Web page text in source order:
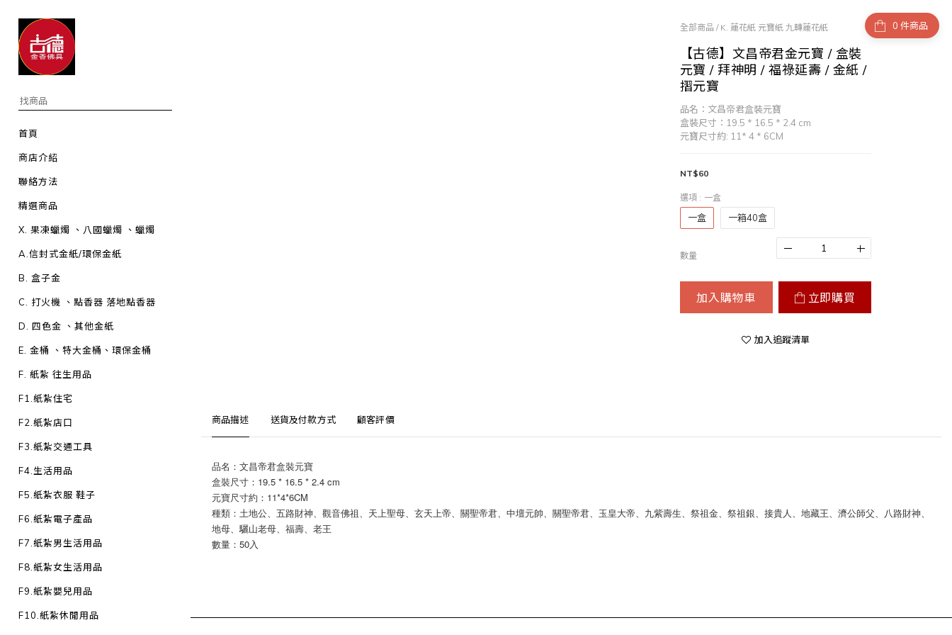
首頁
商店介紹
聯絡方法
精選商品
X. 果凍蠟燭 、八國蠟燭 、蠟燭
A.信封式金紙/環保金紙
B. 盒子金
C. 打火機 、點香器 落地點香器
D. 四色金 、其他金紙
E. 金桶 、特大金桶、環保金桶
F. 紙紮 往生用品
F1.紙紮住宅
F2.紙紮店口
F3.紙紮交通工具
F4.生活用品
F5.紙紮衣服 鞋子
F6.紙紮電子產品
F7.紙紮男生活用品
F8.紙紮女生活用品
F9.紙紮嬰兒用品
F10.紙紮休閒用品
件商品
全部商品 / K. 蓮花紙 元寶紙 九轉蓮花紙
【古德】文昌帝君金元寶 / 盒裝
元寶 / 拜神明 / 福祿延壽 / 金紙 /
摺元寶
品名：文昌帝君盒裝元寶
盒裝尺寸：19.5 * 16.5 * 2.4 cm
元寶尺寸約: 11* 4 * 6CM
NT$60
選項 : 一盒
一盒 一箱40盒
數量
加入購物車 立即購買
加入追蹤清單
商品描述 送貨及付款方式 顧客評價
品名：文昌帝君盒裝元寶
盒裝尺寸：19.5 * 16.5 * 2.4 cm
元寶尺寸約：11*4*6CM
種類：土地公、五路財神、觀音佛祖、天上聖母、玄天上帝、關聖帝君、中壇元帥、關聖帝君、玉皇大帝、九紫壽生、祭祖金、祭祖銀、接貴人、地藏王、濟公師父、八路財神、
地母、驪山老母、福壽、老王
數量：50入